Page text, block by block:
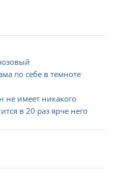
по себе в темноте
не имеет никакого
в 20 раз ярче него